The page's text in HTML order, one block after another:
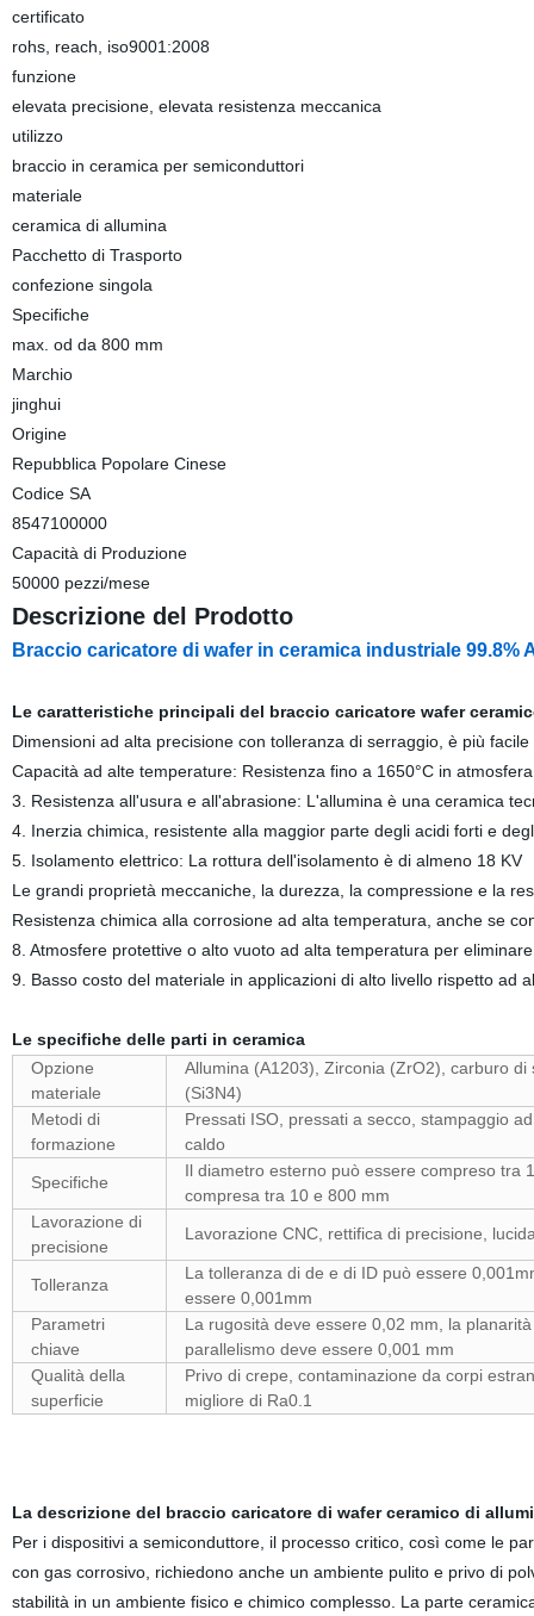
certificato
rohs, reach, iso9001:2008
funzione
elevata precisione, elevata resistenza meccanica
utilizzo
braccio in ceramica per semiconduttori
materiale
ceramica di allumina
Pacchetto di Trasporto
confezione singola
Specifiche
max. od da 800 mm
Marchio
jinghui
Origine
Repubblica Popolare Cinese
Codice SA
8547100000
Capacità di Produzione
50000 pezzi/mese
Descrizione del Prodotto
Braccio caricatore di wafer in ceramica industriale
Le caratteristiche principali del braccio caricatore wafer
Dimensioni ad alta precisione con tolleranza di serraggio, è più
Capacità ad alte temperature: Resistenza fino a 1650°C in
3. Resistenza all'usura e all'abrasione: L'allumina è una ceramica
4. Inerzia chimica, resistente alla maggior parte degli acidi forti e
5. Isolamento elettrico: La rottura dell'isolamento è di almeno 18 KV
Le grandi proprietà meccaniche, la durezza, la compressione e la
Resistenza chimica alla corrosione ad alta temperatura, anche se
8. Atmosfere protettive o alto vuoto ad alta temperatura per
9. Basso costo del materiale in applicazioni di alto livello rispetto ad
Le specifiche delle parti in ceramica
Opzione
materiale
Allumina (A1203), Zirconia (ZrO2), carburo di
(Si3N4)
Metodi di
formazione
Pressati ISO, pressati a secco, stampaggio
caldo
Specifiche
Il diametro esterno può essere compreso tra
compresa tra 10 e 800 mm
Lavorazione di
precisione
Lavorazione CNC, rettifica di precisione,
Tolleranza
La tolleranza di de e di ID può essere
essere 0,001mm
Parametri
chiave
La rugosità deve essere 0,02 mm, la
parallelismo deve essere 0,001 mm
Qualità della
superficie
Privo di crepe, contaminazione da corpi
migliore di Ra0.1
La descrizione del braccio caricatore di wafer ceramico di
Per i dispositivi a semiconduttore, il processo critico, così come le
con gas corrosivo, richiedono anche un ambiente pulito e privo di
stabilità in un ambiente fisico e chimico complesso. La parte